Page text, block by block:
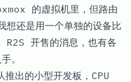
的虚拟机里，但路由
想还是用一个单独的设备比
开售的消息，也有各
。
出的小型开发板，CPU